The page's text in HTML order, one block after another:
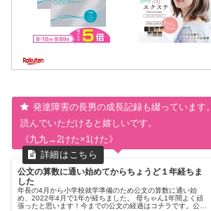
発達障害の長男の成長記録も綴っています。
読んでいただけると嬉しいです。
《九九→2けた×1けた》
公文の算数に通い始めてからちょうど１年経ちま
した
年長の4月から小学校就学準備のため公文の算数に通い始
め、2022年4月で1年が経ちました。 母ちゃん1年間よく頑
張ったと思います！今までの公文の経過はコチラです。公文